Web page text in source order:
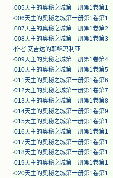
·005天主的奥秘之城第一册第1卷第1
·006天主的奥秘之城第一册第1卷第1
·007天主的奥秘之城第一册第1卷第2
·008天主的奥秘之城第一册第1卷第3
·作者:艾吉达的耶稣玛利亚
·009天主的奥秘之城第一册第1卷第4
·010天主的奥秘之城第一册第1卷第5
·011天主的奥秘之城第一册第1卷第6
·012天主的奥秘之城第一册第1卷第7
·013天主的奥秘之城第一册第1卷第8
·014天主的奥秘之城第一册第1卷第9
·015天主的奥秘之城第一册第1卷第1
·016天主的奥秘之城第一册第1卷第1
·017天主的奥秘之城第一册第1卷第1
·018天主的奥秘之城第一册第1卷第1
·019天主的奥秘之城第一册第1卷第1
·020天主的奥秘之城第一册第1卷第1